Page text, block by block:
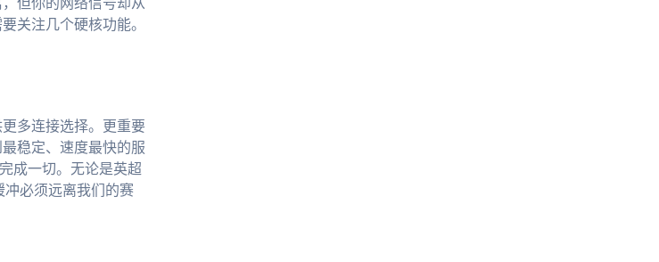
但你的网络信号却从
关注几个硬核功能。
多连接选择。更重要
稳定、速度最快的服
成一切。无论是英超
必须远离我们的赛